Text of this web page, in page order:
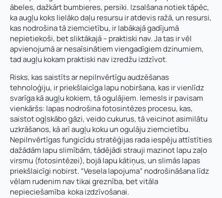
ābeles, dažkārt bumbieres, persiki. Izsalšana notiek tāpēc,
ka augļu koks lielāko daļu resursu ir atdevis ražā, un resursi,
kas nodrošina tā ziemcietību, ir labākajā gadījumā
nepietiekoši, bet sliktākajā – praktiski nav. Ja tas ir vēl
apvienojumā ar nesaīsinātiem viengadīgiem dzinumiem,
tad augļu kokam praktiski nav izredžu izdzīvot.
Risks, kas saistīts ar nepilnvērtīgu audzēšanas
tehnoloģiju, ir priekšlaicīga lapu nobiršana, kas ir vienlīdz
svarīga kā augļu kokiem, tā ogulājiem. Iemesls ir pavisam
vienkāršs: lapas nodrošina fotosintēzes procesu, kas,
saistot ogļskābo gāzi, veido cukurus, tā veicinot asimilātu
uzkrāšanos, kā arī augļu koku un ogulāju ziemcietību.
Nepilnvērtīgas fungicīdu stratēģijas rada iespēju attīstīties
dažādām lapu slimībām, tādējādi strauji mazinot lapu zaļo
virsmu (fotosintēzei), bojā lapu kātiņus, un slimās lapas
priekšlaicīgi nobirst. “Vesela lapojuma” nodrošināšana līdz
vēlam rudenim nav tikai greznība, bet vitāla
nepieciešamība koka izdzīvošanai.
Vārds*
Uzvārds*
Telefons*
E-pasts*
Pievieno savu CV un motivācijas vēstuli*
Vārds, uzvārds*
Uzņēmuma reģistrācijas numurs:
E-pasta adrese:*
Kontakttālrunis*
K
o
n
t
Pamatnozare